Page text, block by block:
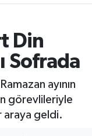
Din
Sofrada
ayının
görevlileriyle
araya geldi.